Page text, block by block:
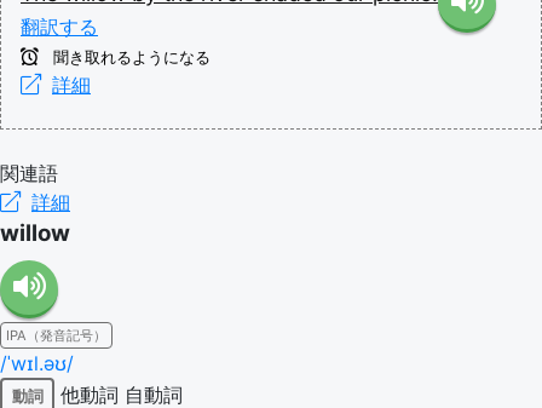
翻訳する
聞き取れるようになる
詳細
関連語
詳細
willow
IPA（発音記号）
/ˈwɪl.əʊ/
動詞 他動詞 自動詞